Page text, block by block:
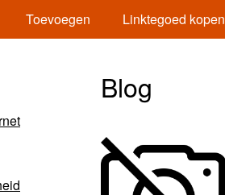
Toevoegen Linktegoed kopen
Blog